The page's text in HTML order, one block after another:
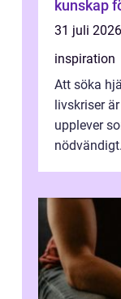
kunskap
31 juli 2026
inspiration
Att söka
livskriser
upplever